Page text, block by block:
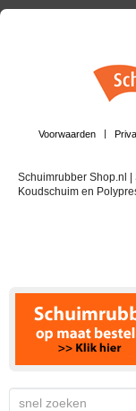
Voorwaarden
Schuimrubber Shop.nl |
Koudschuim en